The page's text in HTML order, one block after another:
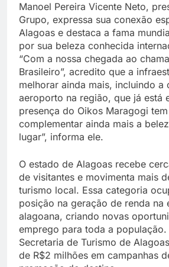
Manoel Pereira Vicente Neto,
Grupo, expressa sua conexão
Alagoas e destaca a fama
por sua beleza conhecida
“Com a nossa chegada ao
Brasileiro”, acredito que a
melhorar ainda mais, incluindo a
aeroporto na região, que já está
presença do Oikos Maragogi
complementar ainda mais a
lugar”, informa ele.
O estado de Alagoas recebe
de visitantes e movimenta mais
turismo local. Essa categoria
posição na geração de renda na
alagoana, criando novas
emprego para toda a
Secretaria de Turismo de
de R$2 milhões em campanhas